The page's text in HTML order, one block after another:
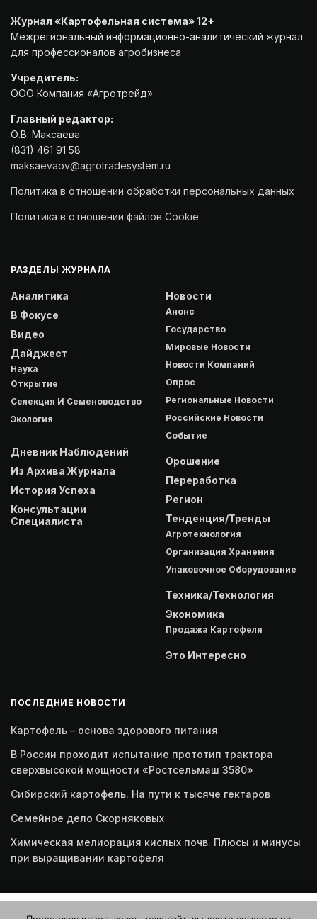
Журнал «Картофельная система» 12+
Межрегиональный информационно-аналитический журнал
для профессионалов агробизнеса
Учредитель:
ООО Компания «Агротрейд»
Главный редактор:
О.В. Максаева
(831) 461 91 58
maksaevaov@agrotradesystem.ru
Политика в отношении обработки персональных данных
Политика в отношении файлов Cookie
РАЗДЕЛЫ ЖУРНАЛА
Аналитика
В Фокусе
Видео
Дайджест
Наука
Открытие
Селекция И Семеноводство
Экология
Дневник Наблюдений
Из Архива Журнала
История Успеха
Консультации
Специалиста
Новости
Анонс
Государство
Мировые Новости
Новости Компаний
Опрос
Региональные Новости
Российские Новости
Событие
Орошение
Переработка
Регион
Тенденция/Тренды
Агротехнология
Организация Хранения
Упаковочное Оборудование
Техника/Технология
Экономика
Продажа Картофеля
Это Интересно
ПОСЛЕДНИЕ НОВОСТИ
Картофель – основа здорового питания
В России проходит испытание прототип трактора
сверхвысокой мощности «Ростсельмаш 3580»
Сибирский картофель. На пути к тысяче гектаров
Семейное дело Скорняковых
Химическая мелиорация кислых почв. Плюсы и минусы
при выращивании картофеля